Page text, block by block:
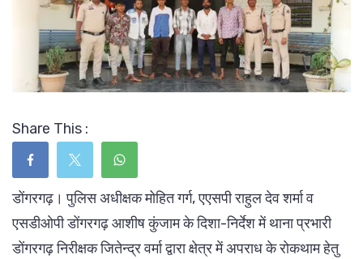
Share This :
डोंगरगढ़। पुलिस अधीक्षक मोहित गर्ग, एएसपी राहुल देव शर्मा व
एसडीओपी डोंगरगढ़ आशीष कुंजाम के दिशा-निर्देश में थाना प्रभारी
डोंगरगढ़ निरीक्षक जितेन्द्र वर्मा द्वारा क्षेत्र में अपराध के रोकथाम हेतु